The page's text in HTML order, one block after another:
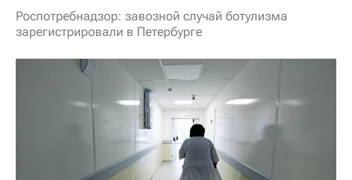
Роспотребнадзор: завозной случай ботулизма
зарегистрировали в Петербурге